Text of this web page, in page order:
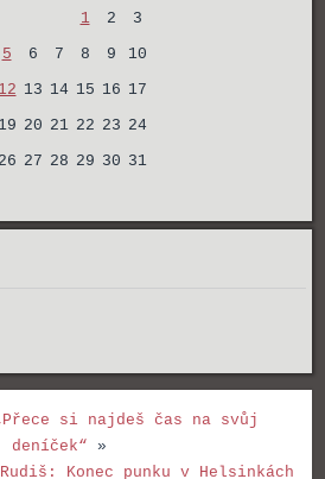
1
2
3
5 6 7 8 9
10
12 13 14 15 16 17
19 20 21 22 23 24
26 27 28 29 30 31
si najdeš čas na svůj
deníček“ »
Konec punku v Helsinkách